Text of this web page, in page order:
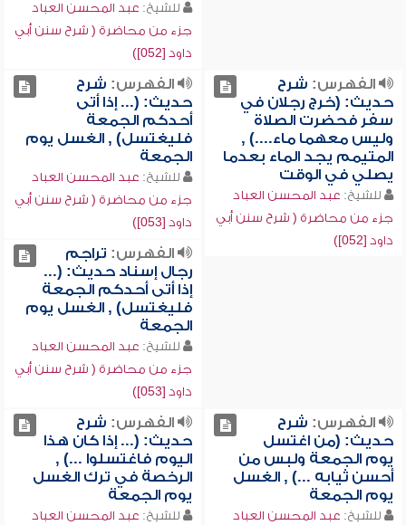
للشيخ: عبد المحسن العباد
جزء من محاضرة ( شرح سنن أبي
داود [052])
الفهرس: شرح
حديث: (خرج رجلان في
سفر فحضرت الصلاة
وليس معهما ماء....) ,
المتيمم يجد الماء بعدما
يصلي في الوقت
للشيخ: عبد المحسن العباد
جزء من محاضرة ( شرح سنن أبي
داود [052])
الفهرس: شرح
حديث: (... إذا أتى
أحدكم الجمعة
فليغتسل) , الغسل يوم
الجمعة
للشيخ: عبد المحسن العباد
جزء من محاضرة ( شرح سنن أبي
داود [053])
الفهرس: تراجم
رجال إسناد حديث: (...
إذا أتى أحدكم الجمعة
فليغتسل) , الغسل يوم
الجمعة
للشيخ: عبد المحسن العباد
جزء من محاضرة ( شرح سنن أبي
داود [053])
الفهرس: شرح
حديث: (من اغتسل
يوم الجمعة ولبس من
أحسن ثيابه ...) , الغسل
يوم الجمعة
للشيخ: عبد المحسن العباد
الفهرس: شرح
حديث: (... إذا كان هذا
اليوم فاغتسلوا ...) ,
الرخصة في ترك الغسل
يوم الجمعة
للشيخ: عبد المحسن العباد